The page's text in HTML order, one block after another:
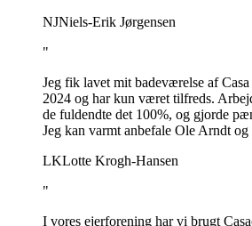
NJNiels-Erik Jørgensen
"
Jeg fik lavet mit badeværelse af
2024 og har kun været tilfreds.
de fuldendte det 100%, og gjorde
Jeg kan varmt anbefale Ole Arndt og
LKLotte Krogh-Hansen
"
I vores ejerforening har vi brugt